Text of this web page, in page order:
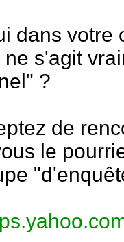
dans votre
s'agit
?
de
le